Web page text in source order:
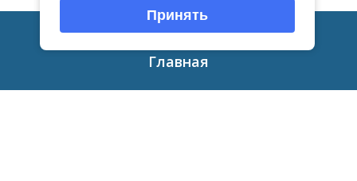
Главная
Принять